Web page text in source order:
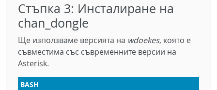
Стъпка 3: Инсталиране на
chan_dongle
Ще използваме версията на wdoekes, която е
съвместима със съвременните версии на
Asterisk.
BASH